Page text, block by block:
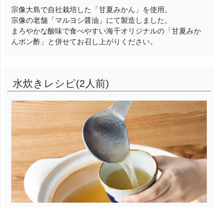
宗像大島で自社栽培した「甘夏みかん」を使用。
宗像の老舗「マルヨシ醤油」にて製造しました。
まろやかな酸味で食べやすい海千オリジナルの「甘夏みか
んポン酢」と併せてお召し上がりください。
水炊きレシピ(2人前)